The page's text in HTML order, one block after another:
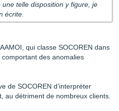
telle disposition y figure, je
écrite.
qui classe SOCOREN dans
des anomalies
de SOCOREN d’interpréter
au détriment de nombreux clients.